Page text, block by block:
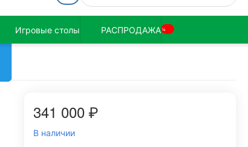
Игровые столы РАСПРОДАЖА%
341 000₽
В наличии